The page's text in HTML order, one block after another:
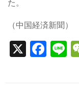
た。
（中国経済新聞）
X F
a
Li
n